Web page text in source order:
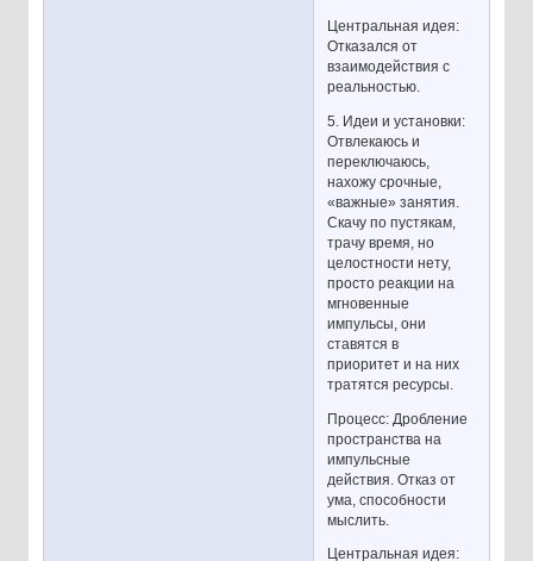
Центральная идея:
Отказался от
взаимодействия с
реальностью.
5. Идеи и установки:
Отвлекаюсь и
переключаюсь,
нахожу срочные,
«важные» занятия.
Скачу по пустякам,
трачу время, но
целостности нету,
просто реакции на
мгновенные
импульсы, они
ставятся в
приоритет и на них
тратятся ресурсы.
Процесс: Дробление
пространства на
импульсные
действия. Отказ от
ума, способности
мыслить.
Центральная идея: